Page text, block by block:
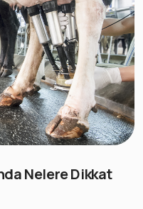
Nelere Dikkat